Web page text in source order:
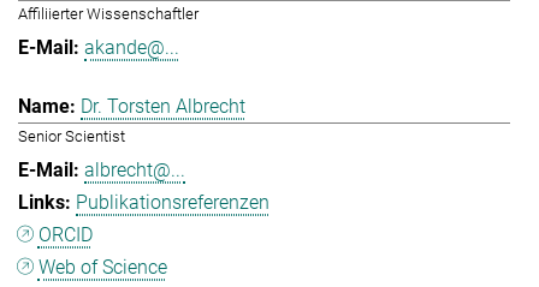
Affiliierter Wissenschaftler
akande@...
Dr. Torsten Albrecht
Senior Scientist
albrecht@...
Publikationsreferenzen
ORCID
Web of Science